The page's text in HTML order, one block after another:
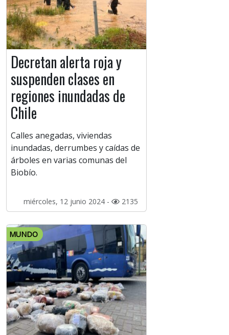
Decretan alerta roja y
suspenden clases en
regiones inundadas de
Chile
Calles anegadas, viviendas
inundadas, derrumbes y caídas de
árboles en varias comunas del
Biobío.
miércoles, 12 junio 2024 - 2135
MUNDO